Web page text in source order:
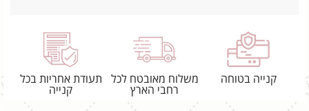
קנייה בטוחה
משלוח מאובטח לכל
רחבי הארץ
תעודת אחריות בכל
קנייה